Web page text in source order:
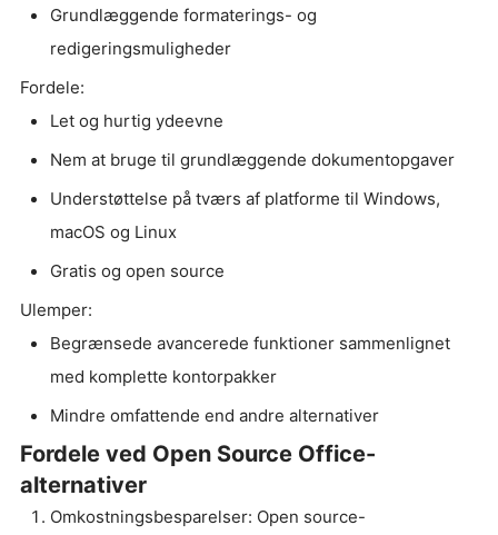
Grundlæggende formaterings- og
redigeringsmuligheder
Fordele:
Let og hurtig ydeevne
Nem at bruge til grundlæggende dokumentopgaver
Understøttelse på tværs af platforme til Windows,
macOS og Linux
Gratis og open source
Ulemper:
Begrænsede avancerede funktioner sammenlignet
med komplette kontorpakker
Mindre omfattende end andre alternativer
Fordele ved Open Source Office-
alternativer
Omkostningsbesparelser: Open source-